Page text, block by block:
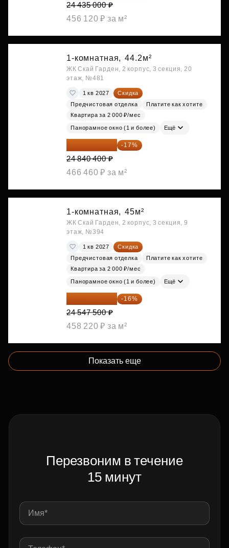
24 435 000 ₽
456 120 ₽ за м²
1-комнатная, 44.2м²
ЖК Скай Гарден, 2 корпус, 3 секция, 20
этаж, №481
1 кв 2027
Скидка
Предчистовая отделка
Платите как хотите
Квартира за 2 000 ₽/мес
Панорамное окно (1 и более) Ещё
20 617 532 ₽ -17%
24 840 400 ₽
466 460 ₽ за м²
1-комнатная, 45м²
ЖК Скай Гарден, 2 корпус, 3 секция, 9
этаж, №394
1 кв 2027
Скидка
Предчистовая отделка
Платите как хотите
Квартира за 2 000 ₽/мес
Панорамное окно (1 и более) Ещё
20 619 900 ₽ -16%
24 547 500 ₽
458 220 ₽ за м²
Показать еще
Перезвоним в течение
15 минут